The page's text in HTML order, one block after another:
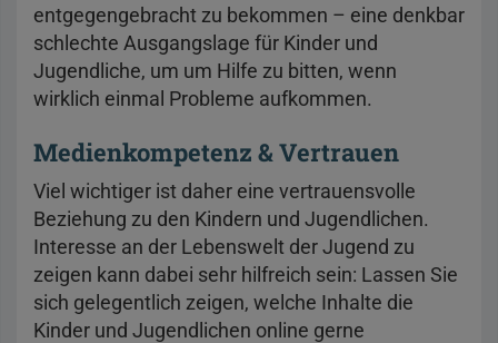
entgegengebracht zu bekommen – eine denkbar
schlechte Ausgangslage für Kinder und
Jugendliche, um um Hilfe zu bitten, wenn
wirklich einmal Probleme aufkommen.
Medienkompetenz & Vertrauen
Viel wichtiger ist daher eine vertrauensvolle
Beziehung zu den Kindern und Jugendlichen.
Interesse an der Lebenswelt der Jugend zu
zeigen kann dabei sehr hilfreich sein: Lassen Sie
sich gelegentlich zeigen, welche Inhalte die
Kinder und Jugendlichen online gerne